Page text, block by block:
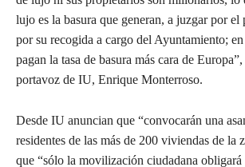
lujo es la basura que generan, a juzgar por el
por su recogida a cargo del Ayuntamiento; en
pagan la tasa de basura más cara de
portavoz de IU, Enrique Monterroso.
Desde IU anuncian que “convocarán una
residentes de las más de 200 viviendas de la
que “sólo la movilización ciudadana